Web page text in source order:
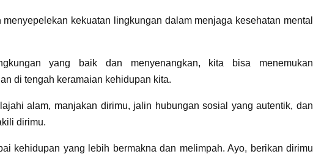
kekuatan lingkungan dalam menjaga kesehatan mental
yang baik dan menyenangkan, kita bisa menemukan
di tengah keramaian kehidupan kita.
alam, manjakan dirimu, jalin hubungan sosial yang autentik, dan
dirimu.
kehidupan yang lebih bermakna dan melimpah. Ayo, berikan dirimu